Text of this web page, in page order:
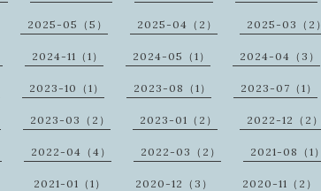
2025-05（5） 2025-04（2） 2025-03（2）
2024-11（1） 2024-05（1） 2024-04（3）
2023-10（1） 2023-08（1） 2023-07（1）
2023-03（2） 2023-01（2） 2022-12（2）
2022-04（4） 2022-03（2） 2021-08（1）
2021-01（1） 2020-12（3） 2020-11（2）